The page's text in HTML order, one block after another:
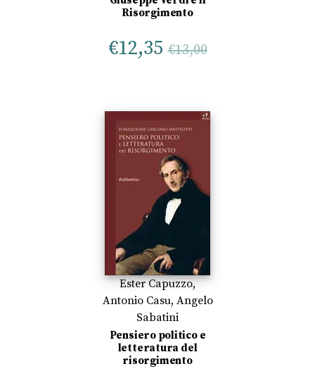
Risorgimento
€12,35 €13,00
Ester Capuzzo,
Antonio Casu, Angelo
Sabatini
Pensiero politico e
letteratura del
risorgimento